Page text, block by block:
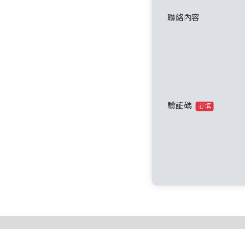
聯絡內容
驗証碼 必填